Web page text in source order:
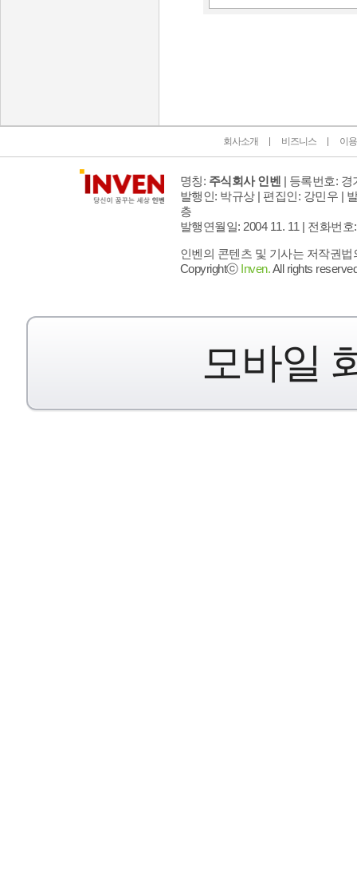
회사소개 비즈니스 이
명칭: 주식회사 인벤 | 등록번호: 경
발행인: 박규상 | 편집인: 강민우 |
층
발행연월일: 2004 11. 11 | 전화번호
인벤의 콘텐츠 및 기사는 저작권
Copyrightⓒ Inven.All rights
모바일